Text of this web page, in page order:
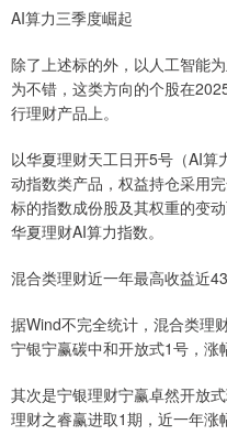
AI算力三季度崛起
除了上述标的外，以人工智能
为不错，这类方向的个股在
行理财产品上。
以华夏理财天工日开5号（AI算
动指数类产品，权益持仓采用
标的指数成份股及其权重的变
华夏理财AI算力指数。
混合类理财近一年最高收益近
据Wind不完全统计，混合类理
宁银宁赢碳中和开放式1号，涨
其次是宁银理财宁赢卓然开放
理财之睿赢进取1期，近一年涨